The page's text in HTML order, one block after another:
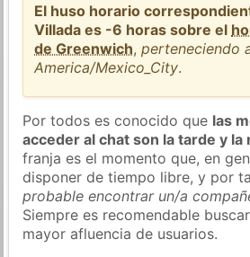
El huso horario
Villada es -6 horas sobre el
de Greenwich,perteneciendo
America/Mexico_City.
Por todos es conocido que las
acceder al chat son la tarde y la
franja es el momento que, en
disponer de tiempo libre, y por
probable encontrar un/a
Siempre es recomendable
mayor afluencia de usuarios.